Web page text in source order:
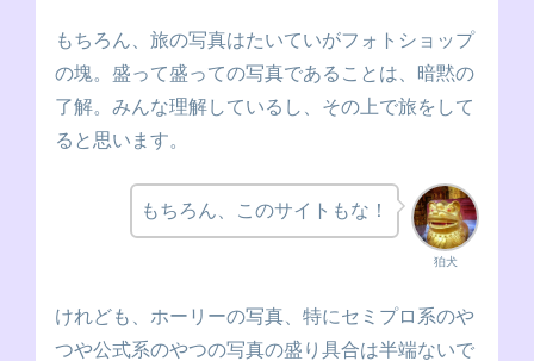
もちろん、旅の写真はたいていがフォトショップ
の塊。盛って盛っての写真であることは、暗黙の
了解。みんな理解しているし、その上で旅をして
ると思います。
狛犬
もちろん、このサイトもな！
けれども、ホーリーの写真、特にセミプロ系のや
つや公式系のやつの写真の盛り具合は半端ないで